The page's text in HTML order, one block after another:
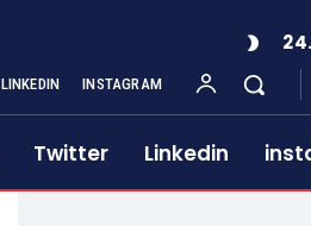
LINKEDIN INSTAGRAM
Twitter Linkedin